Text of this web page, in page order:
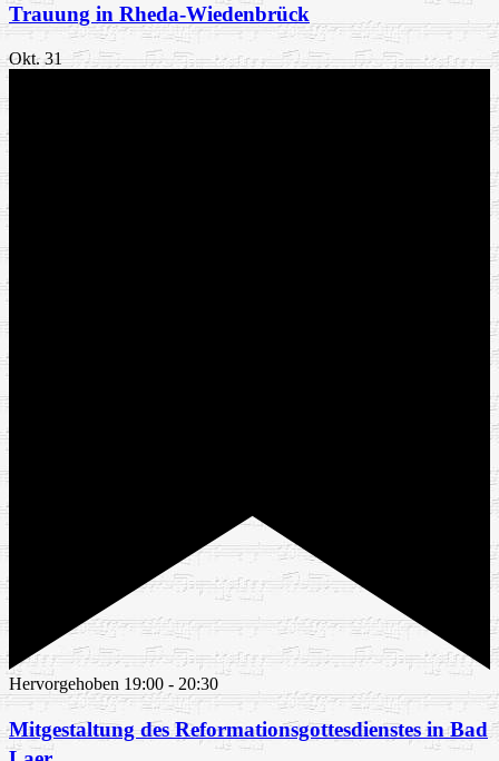
Trauung in Rheda-Wiedenbrück
Okt.31
Hervorgehoben 19:00 - 20:30
Mitgestaltung des Reformationsgottesdienstes in Bad